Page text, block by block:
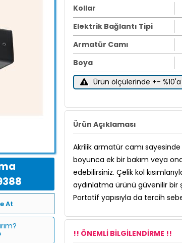
At
Kollar
Elektrik Bağlantı Tipi
Armatür Camı
Boya
Ürün ölçülerinde +-
Ürün Açıklaması
Akrilik armatür camı sayesinde
boyunca ek bir bakım veya
edebilirsiniz. Çelik kol
aydınlatma ürünü güvenilir bir
Portatif yapısıyla da tercih
!! ÖNEMLİ BİLGİLENDİRME !!